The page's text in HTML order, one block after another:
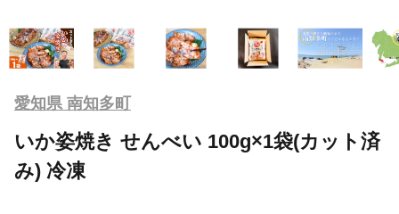
愛知県 南知多町
いか姿焼き せんべい 100g×1袋(カット済
み) 冷凍